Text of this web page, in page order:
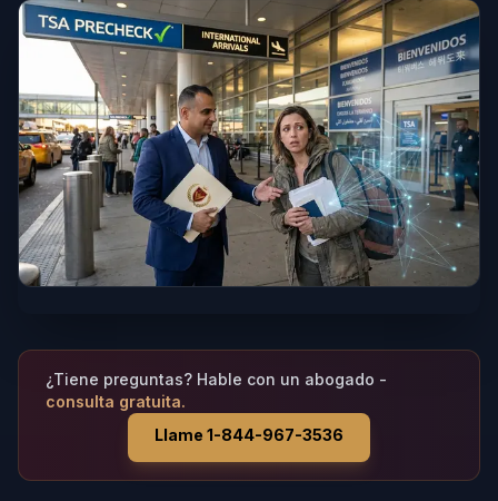
¿Tiene preguntas? Hable con un abogado -
consulta gratuita.
Llame 1-844-967-3536